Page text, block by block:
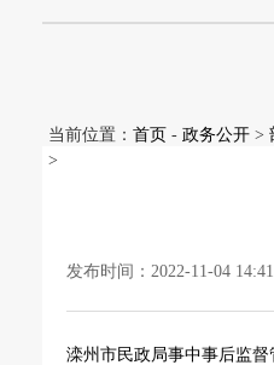
当前位置： 首页 - 政务公开 >
>
发布时间：2022-11-04
滦州市民政局事中事后监督